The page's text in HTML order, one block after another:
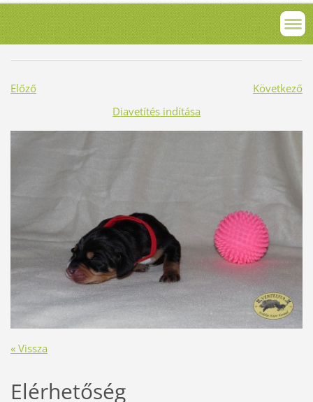
Előző
Következő
Diavetítés indítása
« Vissza
Elérhetőség